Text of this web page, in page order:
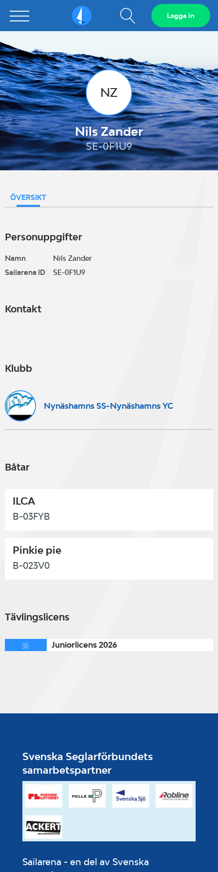
Sailarena Visa
sökfält
Logga in
NZ
Nils Zander
SE-0F1U9
ÖVERSIKT
Personuppgifter
Namn
Nils Zander
Sailarena ID
SE-0F1U9
Kontakt
Klubb
Nynäshamns SS-Nynäshamns YC
Båtar
ILCA
B-03FYB
Pinkie pie
B-023V0
Tävlingslicens
Juniorlicens 2026
Svenska Seglarförbundets
samarbetspartner
Sailarena - en del av Svenska